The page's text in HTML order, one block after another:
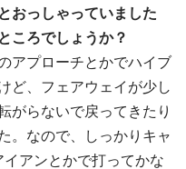
おっしゃっていました
ころでしょうか？
アプローチとかでハイブ
ど、フェアウェイが少し
がらないで戻ってきたり
。なので、しっかりキャ
アンとかで打ってかな